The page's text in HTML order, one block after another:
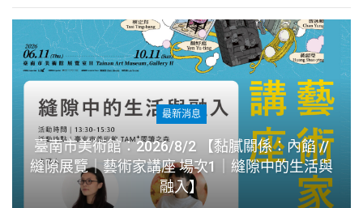
最新消息
臺南市美術館：2026/8/2 【黏膩關係：內餡 //
縫隙展覽｜藝術家講座 場次1｜縫隙中的生活與
融入】